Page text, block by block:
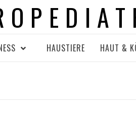
HAUSTIERE HAUT &